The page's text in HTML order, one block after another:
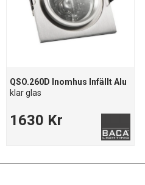
QSO.260D Inomhus Infällt Alu
klar glas
1630 Kr